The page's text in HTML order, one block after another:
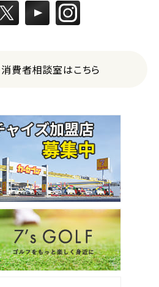
費者相談室はこちら